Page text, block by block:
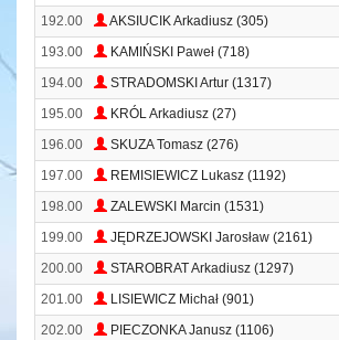
192.00
AKSIUCIK Arkadiusz (305)
193.00 KAMIŃSKI Paweł (718)
194.00 STRADOMSKI Artur (1317)
195.00 KRÓL Arkadiusz (27)
196.00 SKUZA Tomasz (276)
197.00 REMISIEWICZ Lukasz (1192)
198.00 ZALEWSKI Marcin (1531)
199.00
JĘDRZEJOWSKI Jarosław (2161)
200.00
STAROBRAT Arkadiusz (1297)
201.00 LISIEWICZ Michał (901)
202.00 PIECZONKA Janusz (1106)